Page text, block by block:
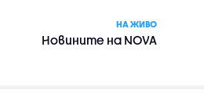
НА ЖИВО
Новините на NOVA